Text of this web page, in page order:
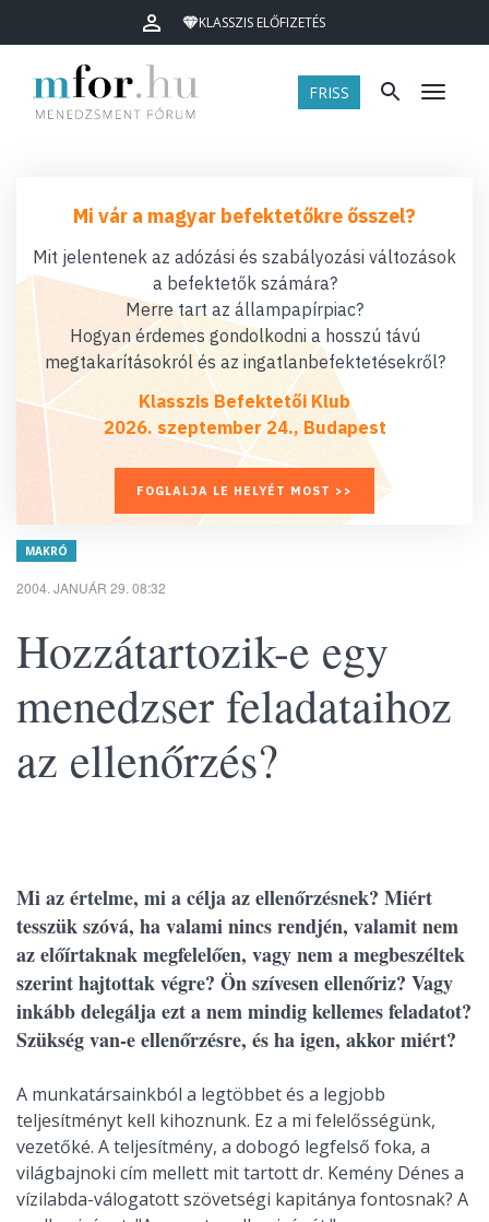
KLASSZIS ELŐFIZETÉS
FRISS Menü
Mi vár a magyar befektetőkre ősszel?
Mit jelentenek az adózási és szabályozási változások
a befektetők számára?
Merre tart az állampapírpiac?
Hogyan érdemes gondolkodni a hosszú távú
megtakarításokról és az ingatlanbefektetésekről?
Klasszis Befektetői Klub
2026. szeptember 24., Budapest
FOGLALJA LE HELYÉT MOST >>
MAKRÓ
2004. JANUÁR 29. 08:32
Hozzátartozik-e egy
menedzser feladataihoz
az ellenőrzés?
Mi az értelme, mi a célja az ellenőrzésnek? Miért
tesszük szóvá, ha valami nincs rendjén, valamit nem
az előírtaknak megfelelően, vagy nem a megbeszéltek
szerint hajtottak végre? Ön szívesen ellenőriz? Vagy
inkább delegálja ezt a nem mindig kellemes feladatot?
Szükség van-e ellenőrzésre, és ha igen, akkor miért?
A munkatársainkból a legtöbbet és a legjobb
teljesítményt kell kihoznunk. Ez a mi felelősségünk,
vezetőké. A teljesítmény, a dobogó legfelső foka, a
világbajnoki cím mellett mit tartott dr. Kemény Dénes a
vízilabda-válogatott szövetségi kapitánya fontosnak? A